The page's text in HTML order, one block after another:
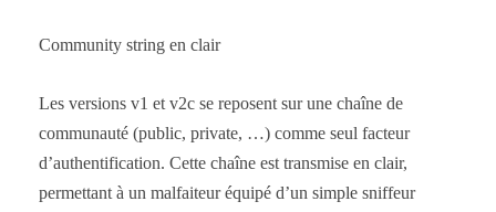
Community string en clair
Les versions v1 et v2c se reposent sur une chaîne de
communauté (public, private, …) comme seul facteur
d’authentification. Cette chaîne est transmise en clair,
permettant à un malfaiteur équipé d’un simple sniffeur